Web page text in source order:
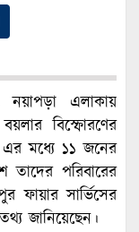
নয়াপড়া এলাকায়
বিস্ফোরণের
এর মধ্যে ১১ জনের
পরিবারের
ফায়ার সার্ভিসের
জানিয়েছেন।